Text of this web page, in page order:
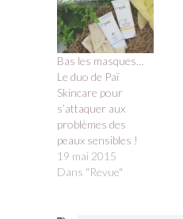
Bas les masques…
Le duo de Paï
Skincare pour
s’attaquer aux
problèmes des
peaux sensibles !
19 mai 2015
Dans "Revue"